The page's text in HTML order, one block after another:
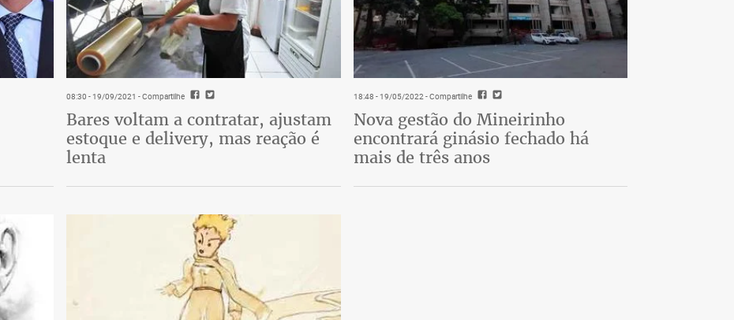
08:30 - 19/09/2021 - Compartilhe
Bares voltam a contratar, ajustam
estoque e delivery, mas reação é
lenta
18:48 - 19/05/2022- Compartilhe
Nova gestão do Mineirinho
encontrará ginásio fechado há
mais de três anos